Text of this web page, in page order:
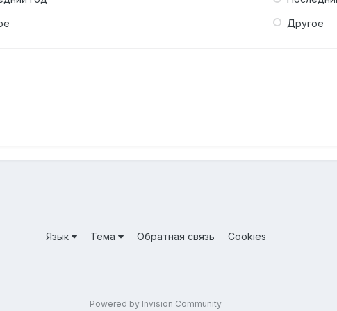
Другое
Язык Тема Обратная связь
Cookies
Powered by Invision Community